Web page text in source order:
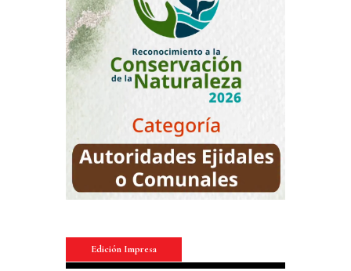
Edición Impresa